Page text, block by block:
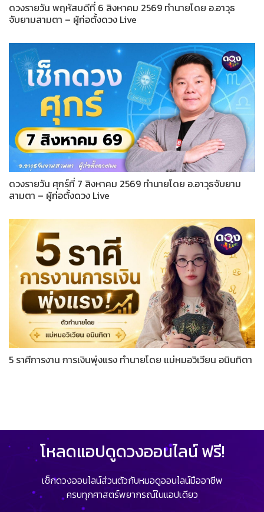
ดวงรายวัน พฤหัสบดีที่ 6 สิงหาคม 2569 ทำนายโดย อ.อาวุธ
จับยามสามตา – ผู้ก่อตั้งดวง Live
ดวงรายวัน ศุกร์ที่ 7 สิงหาคม 2569 ทำนายโดย อ.อาวุธจับยาม
สามตา – ผู้ก่อตั้งดวง Live
5 ราศีการงาน การเงินพุ่งแรง ทำนายโดย แม่หมอวิเวียน อนินทิตา
โหลดแอปดูดวงออนไลน์ ฟรี!
เช็กดวงออนไลน์ส่วนตัวกับหมอดูออนไลน์มืออาชีพ
ครบทุกศาสตร์พยากรณ์ในแอปเดียว